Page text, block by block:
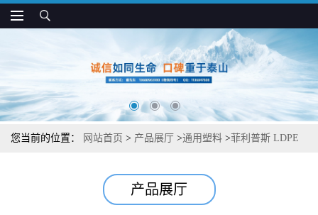
您当前的位置： 网站首页 > 产品展厅 >通用塑料 >菲利普斯 LDPE
产品展厅